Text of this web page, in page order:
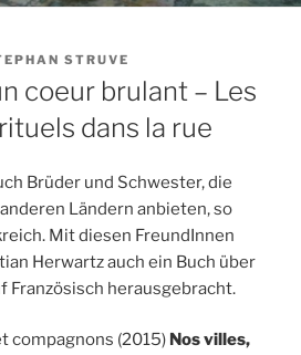
STRUVE
coeur brulant – Les
dans la rue
Brüder und Schwester, die
Ländern anbieten, so
Mit diesen FreundInnen
Herwartz auch ein Buch über
Französisch herausgebracht.
compagnons (2015) Nos villes,